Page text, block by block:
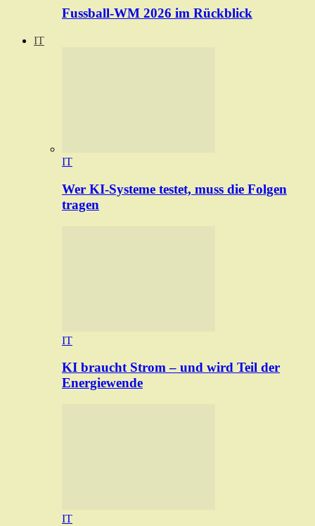
Fussball-WM 2026 im Rückblick
IT
IT
Wer KI-Systeme testet, muss die Folgen
tragen
IT
KI braucht Strom – und wird Teil der
Energiewende
IT